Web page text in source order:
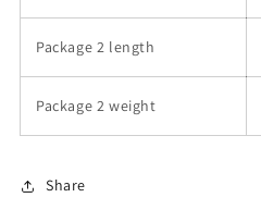
Package 2 length
Package 2 weight
Share